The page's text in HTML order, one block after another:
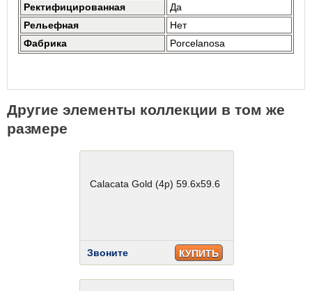
Ректифицированная
Да
Рельефная
Нет
Фабрика
Porcelanosa
Другие элементы коллекции в том же
размере
Calacata Gold (4p) 59.6x59.6
Звоните КУПИТЬ